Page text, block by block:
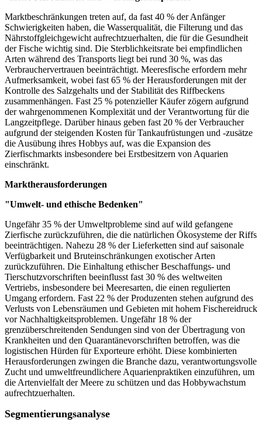
Marktbeschränkungen treten auf, da fast 40 % der Anfänger
Schwierigkeiten haben, die Wasserqualität, die Filterung und das
Nährstoffgleichgewicht aufrechtzuerhalten, die für die Gesundheit
der Fische wichtig sind. Die Sterblichkeitsrate bei empfindlichen
Arten während des Transports liegt bei rund 30 %, was das
Verbrauchervertrauen beeinträchtigt. Meeresfische erfordern mehr
Aufmerksamkeit, wobei fast 65 % der Herausforderungen mit der
Kontrolle des Salzgehalts und der Stabilität des Riffbeckens
zusammenhängen. Fast 25 % potenzieller Käufer zögern aufgrund
der wahrgenommenen Komplexität und der Verantwortung für die
Langzeitpflege. Darüber hinaus geben fast 20 % der Verbraucher
aufgrund der steigenden Kosten für Tankaufrüstungen und -zusätze
die Ausübung ihres Hobbys auf, was die Expansion des
Zierfischmarkts insbesondere bei Erstbesitzern von Aquarien
einschränkt.
Marktherausforderungen
"Umwelt- und ethische Bedenken"
Ungefähr 35 % der Umweltprobleme sind auf wild gefangene
Zierfische zurückzuführen, die die natürlichen Ökosysteme der Riffs
beeinträchtigen. Nahezu 28 % der Lieferketten sind auf saisonale
Verfügbarkeit und Bruteinschränkungen exotischer Arten
zurückzuführen. Die Einhaltung ethischer Beschaffungs- und
Tierschutzvorschriften beeinflusst fast 30 % des weltweiten
Vertriebs, insbesondere bei Meeresarten, die einen regulierten
Umgang erfordern. Fast 22 % der Produzenten stehen aufgrund des
Verlusts von Lebensräumen und Gebieten mit hohem Fischereidruck
vor Nachhaltigkeitsproblemen. Ungefähr 18 % der
grenzüberschreitenden Sendungen sind von der Übertragung von
Krankheiten und den Quarantänevorschriften betroffen, was die
logistischen Hürden für Exporteure erhöht. Diese kombinierten
Herausforderungen zwingen die Branche dazu, verantwortungsvolle
Zucht und umweltfreundlichere Aquarienpraktiken einzuführen, um
die Artenvielfalt der Meere zu schützen und das Hobbywachstum
aufrechtzuerhalten.
Segmentierungsanalyse